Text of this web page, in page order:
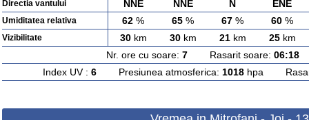
Directia vantului NNE NNE N ENE
Umiditatea relativa 62 % 65 % 67 % 60 %
Vizibilitate 30km 30km 21km 25km
Nr. ore cu soare: 7Rasarit soare: 06:18
Index UV : 6Presiunea atmosferica: 1018hpa